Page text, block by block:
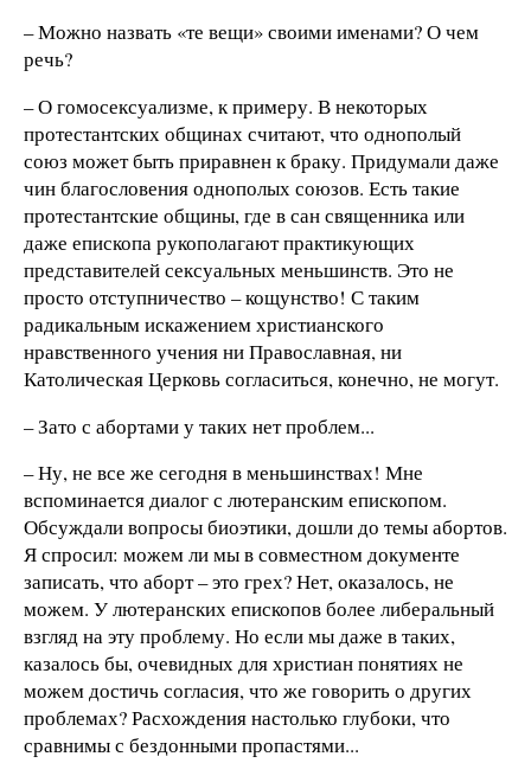
– Можно назвать «те вещи» своими именами? О чем
речь?
– О гомосексуализме, к примеру. В некоторых
протестантских общинах считают, что однополый
союз может быть приравнен к браку. Придумали даже
чин благословения однополых союзов. Есть такие
протестантские общины, где в сан священника или
даже епископа рукополагают практикующих
представителей сексуальных меньшинств. Это не
просто отступничество – кощунство! С таким
радикальным искажением христианского
нравственного учения ни Православная, ни
Католическая Церковь согласиться, конечно, не могут.
– Зато с абортами у таких нет проблем...
– Ну, не все же сегодня в меньшинствах! Мне
вспоминается диалог с лютеранским епископом.
Обсуждали вопросы биоэтики, дошли до темы абортов.
Я спросил: можем ли мы в совместном документе
записать, что аборт – это грех? Нет, оказалось, не
можем. У лютеранских епископов более либеральный
взгляд на эту проблему. Но если мы даже в таких,
казалось бы, очевидных для христиан понятиях не
можем достичь согласия, что же говорить о других
проблемах? Расхождения настолько глубоки, что
сравнимы с бездонными пропастями...